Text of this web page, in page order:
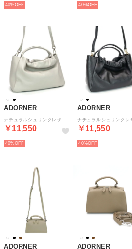
40% 40%
ADORNER
￥11,550
40%
ADORNER
￥11,550
40%
ADORNER ADORNER